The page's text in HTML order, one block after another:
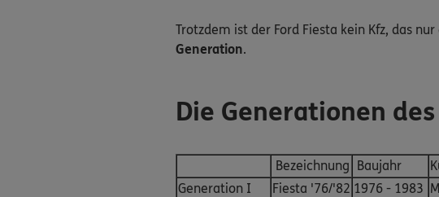
Trotzdem ist der Ford Fiesta kein Kfz, das
Generation.
Die Generationen
Bezeichnung Baujahr
Generation I
Fiesta '76/'82 1976 - 1983